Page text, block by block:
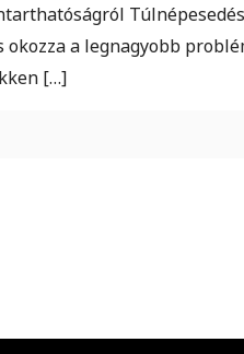
okozza a legnagyobb
[…]